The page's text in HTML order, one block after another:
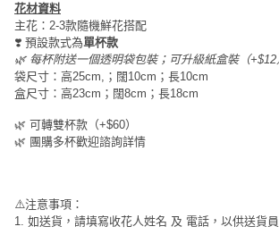
及
花
藝
禮
品
訂
物
祝
生
日
拍
公
司
略
劃
會
員
需
知
社
交
軟
件
夾
時
花材資料
主花：2-3款隨機鮮花搭配
❣️ 預設款式為單杯款
🌿 每杯附送一個透明袋包裝；可升級紙盒裝（+$12
袋尺寸：高25cm,；闊10cm；長10cm
盒尺寸：高23cm；闊8cm；長18cm
🌿 可轉雙杯款（+$60）
🌿 團購多杯歡迎諮詢詳情
⚠️注意事項：
1. 如送貨，請填寫收花人姓名 及 電話，以供送貨